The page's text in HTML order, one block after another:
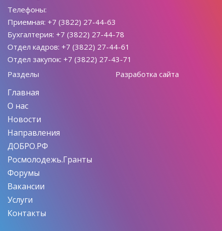
Телефоны:
Приемная: +7 (3822) 27-44-63
Бухгалтерия: +7 (3822) 27-44-78
Отдел кадров: +7 (3822) 27-44-61
Отдел закупок: +7 (3822) 27-43-71
Разделы
Главная
О нас
Новости
Направления
ДОБРО.РФ
Росмолодежь.Гранты
Форумы
Вакансии
Услуги
Контакты
Разработка сайта